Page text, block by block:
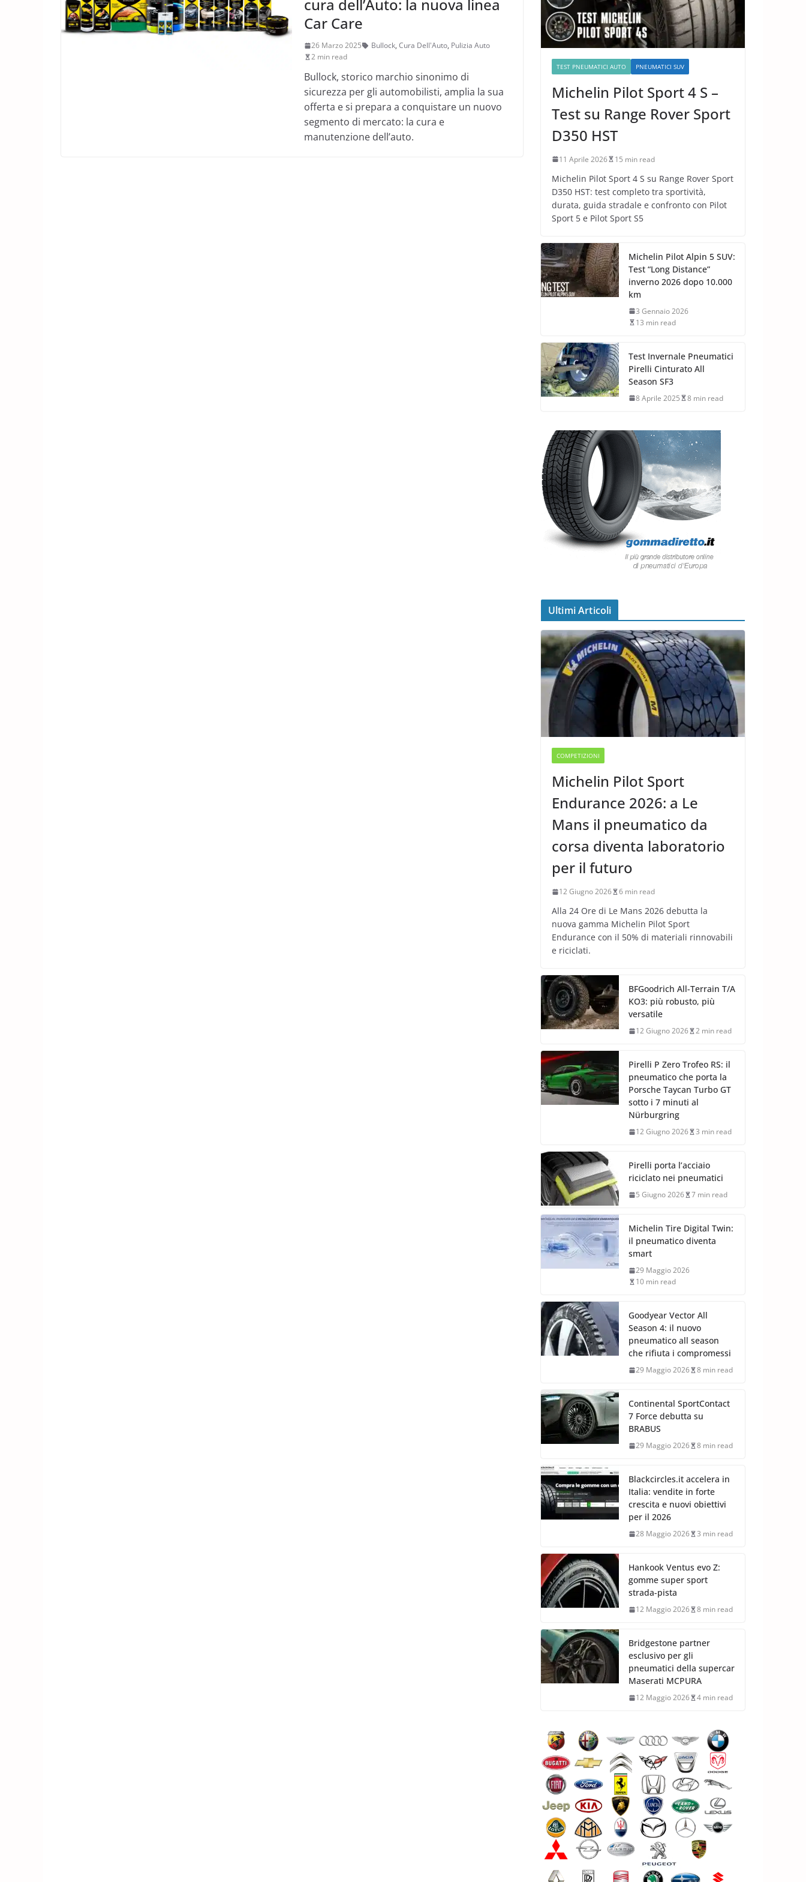
cura dell’Auto: la nuova linea
Car Care
26 Marzo 2025 Bullock, Cura Dell'Auto, Pulizia Auto
2 min read
Bullock, storico marchio sinonimo di
sicurezza per gli automobilisti, amplia la sua
offerta e si prepara a conquistare un nuovo
segmento di mercato: la cura e
manutenzione dell’auto.
TEST PNEUMATICI AUTO PNEUMATICI SUV
Michelin Pilot Sport 4 S –
Test su Range Rover Sport
D350 HST
11 Aprile 2026 15 min read
Michelin Pilot Sport 4 S su Range Rover Sport
D350 HST: test completo tra sportività,
durata, guida stradale e confronto con Pilot
Sport 5 e Pilot Sport S5
Michelin Pilot Alpin 5 SUV:
Test “Long Distance”
inverno 2026 dopo 10.000
km
3 Gennaio 2026
13 min read
Test Invernale Pneumatici
Pirelli Cinturato All
Season SF3
8 Aprile 2025 8 min read
Ultimi Articoli
COMPETIZIONI
Michelin Pilot Sport
Endurance 2026: a Le
Mans il pneumatico da
corsa diventa laboratorio
per il futuro
12 Giugno 2026 6 min read
Alla 24 Ore di Le Mans 2026 debutta la
nuova gamma Michelin Pilot Sport
Endurance con il 50% di materiali rinnovabili
e riciclati.
BFGoodrich All-Terrain T/A
KO3: più robusto, più
versatile
12 Giugno 2026 2 min read
Pirelli P Zero Trofeo RS: il
pneumatico che porta la
Porsche Taycan Turbo GT
sotto i 7 minuti al
Nürburgring
12 Giugno 2026 3 min read
Pirelli porta l’acciaio
riciclato nei pneumatici
5 Giugno 2026 7 min read
Michelin Tire Digital Twin:
il pneumatico diventa
smart
29 Maggio 2026
10 min read
Goodyear Vector All
Season 4: il nuovo
pneumatico all season
che rifiuta i compromessi
29 Maggio 2026 8 min read
Continental SportContact
7 Force debutta su
BRABUS
29 Maggio 2026 8 min read
Blackcircles.it accelera in
Italia: vendite in forte
crescita e nuovi obiettivi
per il 2026
28 Maggio 2026 3 min read
Hankook Ventus evo Z:
gomme super sport
strada-pista
12 Maggio 2026 8 min read
Bridgestone partner
esclusivo per gli
pneumatici della supercar
Maserati MCPURA
12 Maggio 2026 4 min read